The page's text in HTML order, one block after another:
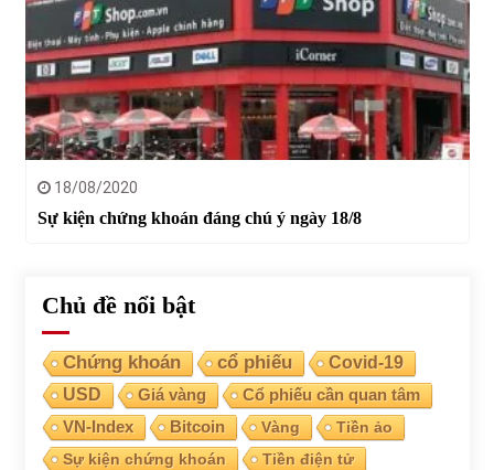
18/08/2020
Sự kiện chứng khoán đáng chú ý ngày 18/8
Chủ đề nổi bật
Chứng khoán cổ phiếu
Covid-19
USD
Giá vàng Cổ phiếu cần quan tâm
VN-Index Bitcoin Vàng
Tiền ảo
Sự kiện chứng khoán
Tiền điện tử